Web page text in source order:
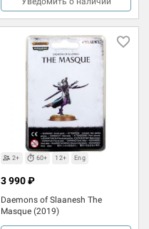
2+ 60+ 12+ Eng
Daemons of Slaanesh The
Masque (2019)
3 990 ₽